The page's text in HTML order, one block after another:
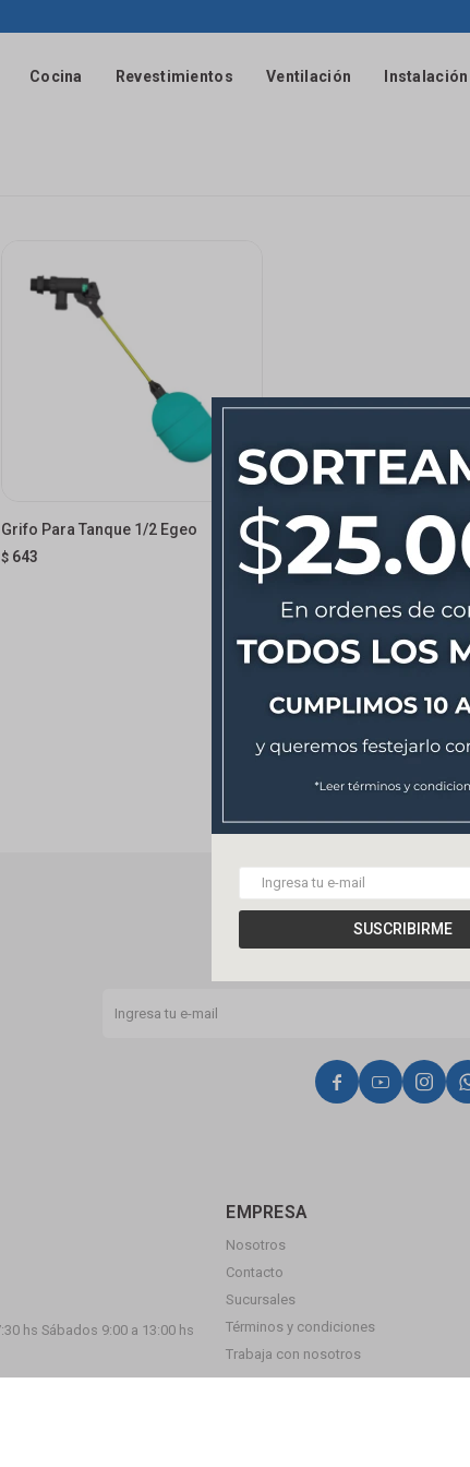
SUSCRIBIRME
Cocina Revestimientos Ventilación
Grifo Para Tanque 1/2 Egeo
$ 643
hs Sábados 9:00 a 13:00 hs
EMPRESA
Nosotros
Contacto
Sucursales
Términos y condiciones
Trabaja con nosotros
  